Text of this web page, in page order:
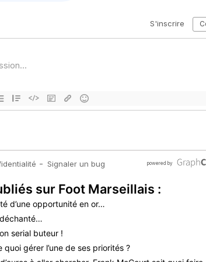
sur Foot Marseillais :
d’une opportunité en or…
serial buteur !
quoi gérer l’une de ses priorités ?